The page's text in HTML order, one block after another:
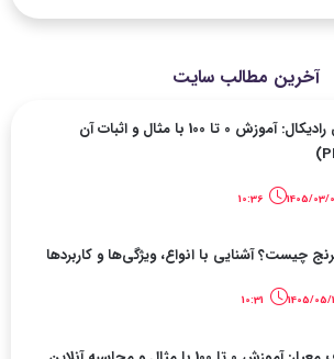
آخرین مطالب سایت
مشتق رادیکال: آموزش 0 تا 100 با مثال و اثبات آن
10:36
چیست؟ آشنایی با انواع، ویژگی‌ها و کاربردها